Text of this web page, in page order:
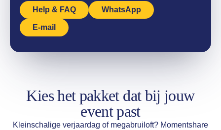
Help & FAQ
WhatsApp
E-mail
Kies het pakket dat bij jouw
event past
Kleinschalige verjaardag of megabruiloft? Momentshare